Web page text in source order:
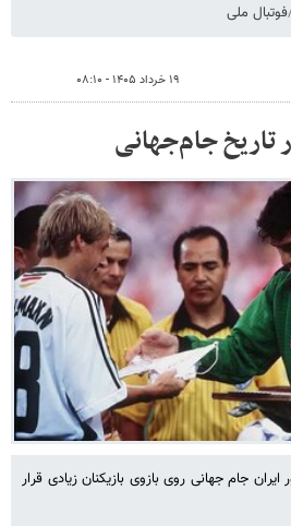
فوتبال ملی
۱۹ خرداد ۱۴۰۵ - ۰۸:۱۰
تاریخ جام‌جهانی
در ۷ دوره حضور ایران جام جهانی روی بازوی بازیکنان زیادی قرار